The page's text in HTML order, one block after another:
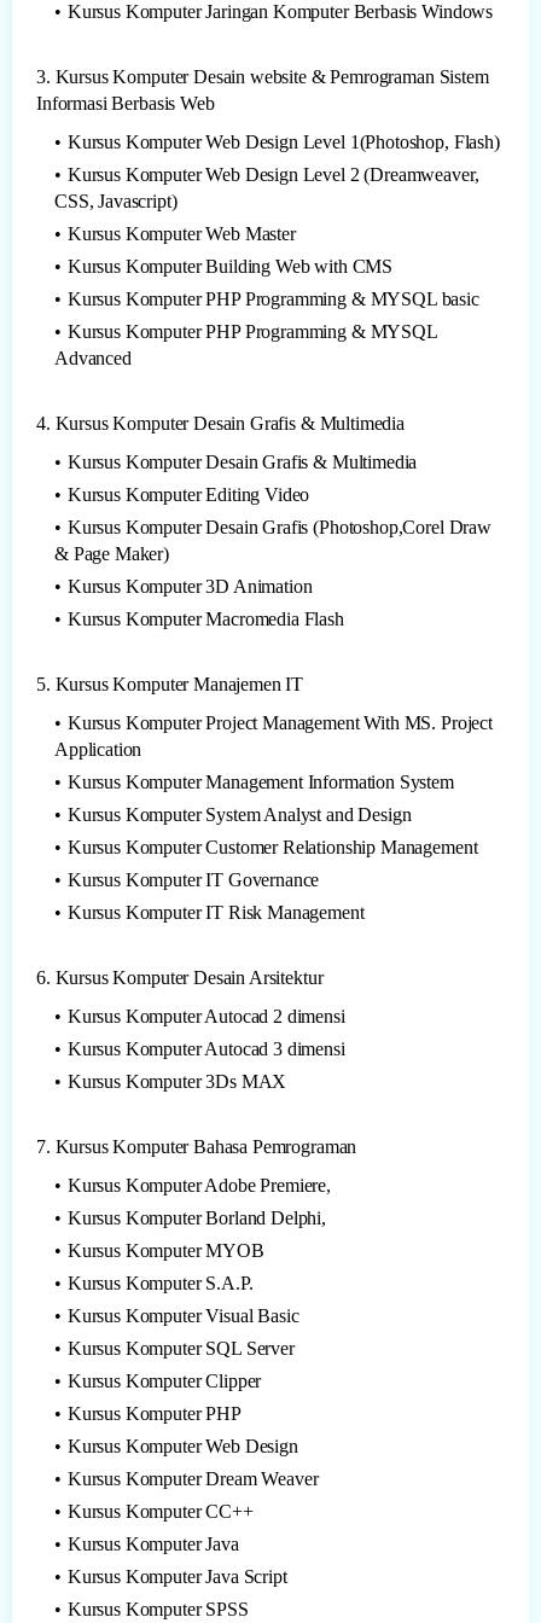
Kursus Komputer Jaringan Komputer Berbasis Windows
3. Kursus Komputer Desain website & Pemrograman Sistem
Informasi Berbasis Web
Kursus Komputer Web Design Level 1(Photoshop, Flash)
Kursus Komputer Web Design Level 2 (Dreamweaver,
CSS, Javascript)
Kursus Komputer Web Master
Kursus Komputer Building Web with CMS
Kursus Komputer PHP Programming & MYSQL basic
Kursus Komputer PHP Programming & MYSQL
Advanced
4. Kursus Komputer Desain Grafis & Multimedia
Kursus Komputer Desain Grafis & Multimedia
Kursus Komputer Editing Video
Kursus Komputer Desain Grafis (Photoshop,Corel Draw
& Page Maker)
Kursus Komputer 3D Animation
Kursus Komputer Macromedia Flash
5. Kursus Komputer Manajemen IT
Kursus Komputer Project Management With MS. Project
Application
Kursus Komputer Management Information System
Kursus Komputer System Analyst and Design
Kursus Komputer Customer Relationship Management
Kursus Komputer IT Governance
Kursus Komputer IT Risk Management
6. Kursus Komputer Desain Arsitektur
Kursus Komputer Autocad 2 dimensi
Kursus Komputer Autocad 3 dimensi
Kursus Komputer 3Ds MAX
7. Kursus Komputer Bahasa Pemrograman
Kursus Komputer Adobe Premiere,
Kursus Komputer Borland Delphi,
Kursus Komputer MYOB
Kursus Komputer S.A.P.
Kursus Komputer Visual Basic
Kursus Komputer SQL Server
Kursus Komputer Clipper
Kursus Komputer PHP
Kursus Komputer Web Design
Kursus Komputer Dream Weaver
Kursus Komputer CC++
Kursus Komputer Java
Kursus Komputer Java Script
Kursus Komputer SPSS